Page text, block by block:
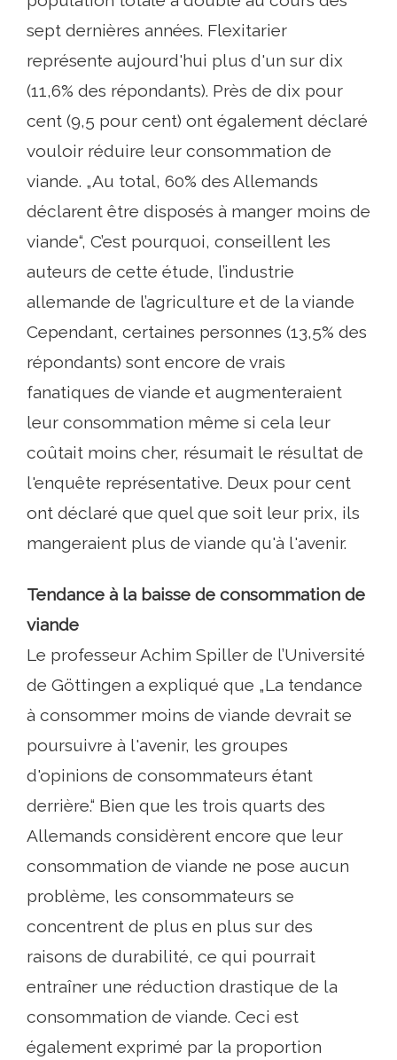
sept dernières années. Flexitarier
représente aujourd'hui plus d'un sur dix
(11,6% des répondants). Près de dix pour
cent (9,5 pour cent) ont également déclaré
vouloir réduire leur consommation de
viande. „Au total, 60% des Allemands
déclarent être disposés à manger moins de
viande“, C’est pourquoi, conseillent les
auteurs de cette étude, l’industrie
allemande de l’agriculture et de la viande
Cependant, certaines personnes (13,5% des
répondants) sont encore de vrais
fanatiques de viande et augmenteraient
leur consommation même si cela leur
coûtait moins cher, résumait le résultat de
l'enquête représentative. Deux pour cent
ont déclaré que quel que soit leur prix, ils
mangeraient plus de viande qu'à l'avenir.
Tendance à la baisse de consommation de
viande
Le professeur Achim Spiller de l’Université
de Göttingen a expliqué que „La tendance
à consommer moins de viande devrait se
poursuivre à l'avenir, les groupes
d'opinions de consommateurs étant
derrière.“ Bien que les trois quarts des
Allemands considèrent encore que leur
consommation de viande ne pose aucun
problème, les consommateurs se
concentrent de plus en plus sur des
raisons de durabilité, ce qui pourrait
entraîner une réduction drastique de la
consommation de viande. Ceci est
également exprimé par la proportion